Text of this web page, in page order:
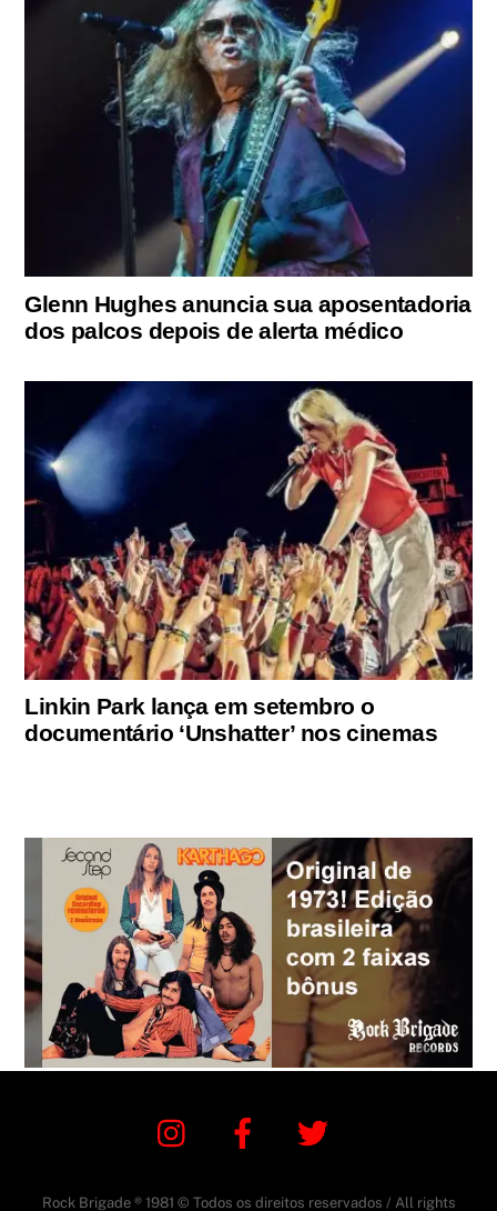
Glenn Hughes anuncia sua aposentadoria
dos palcos depois de alerta médico
Linkin Park lança em setembro o
documentário ‘Unshatter’ nos cinemas
Instagram Facebook
Rock Brigade ® 1981 © Todos os direitos reservados / All rights